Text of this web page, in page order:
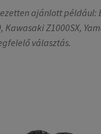
ajánlott például:
Kawasaki Z1000SX,
választás.